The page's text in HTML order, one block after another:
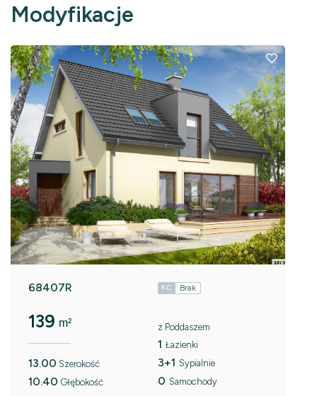
Modyfikacje
68407R KC Brak
139 m²
13.00 Szerokość
10.40 Głębokość
z Poddaszem
1 Łazienki
3+1 Sypialnie
0 Samochody